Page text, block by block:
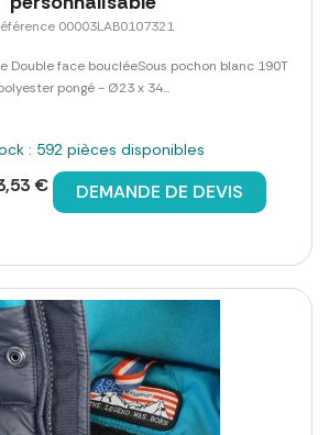
00003LAB0107321
Double face boucléeSous pochon blanc 190T
pongé - Ø23 x 34...
: 592 pièces disponibles
€ DEMANDE DE DEVIS